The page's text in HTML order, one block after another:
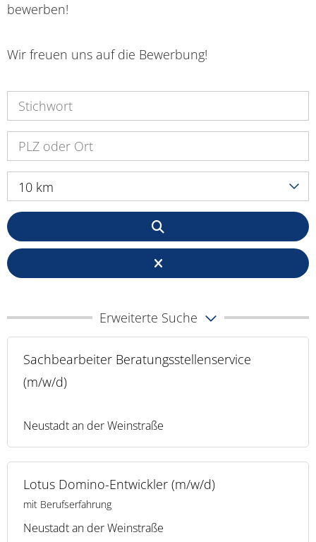
bewerben!
Wir freuen uns auf die Bewerbung!
10 km
Erweiterte Suche
Sachbearbeiter Beratungsstellenservice
(m/w/d)
Neustadt an der Weinstraße
Lotus Domino-Entwickler (m/w/d)
mit Berufserfahrung
Neustadt an der Weinstraße